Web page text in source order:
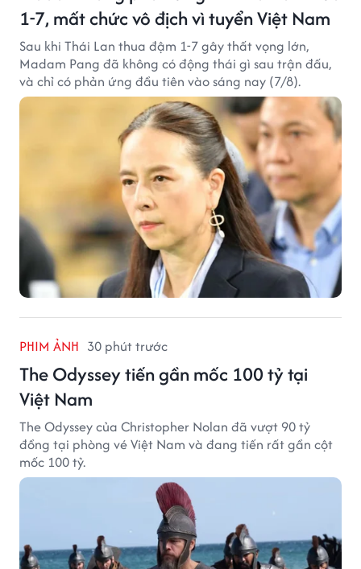
1-7, mất chức vô địch vì tuyển Việt Nam
Sau khi Thái Lan thua đậm 1-7 gây thất vọng lớn,
Madam Pang đã không có động thái gì sau trận đấu,
và chỉ có phản ứng đầu tiên vào sáng nay (7/8).
PHIM ẢNH 30 phút trước
The Odyssey tiến gần mốc 100 tỷ tại
Việt Nam
The Odyssey của Christopher Nolan đã vượt 90 tỷ
đồng tại phòng vé Việt Nam và đang tiến rất gần cột
mốc 100 tỷ.